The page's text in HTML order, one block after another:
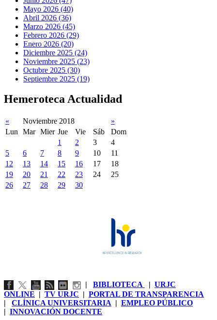
Mayo 2026 (40)
Abril 2026 (36)
Marzo 2026 (45)
Febrero 2026 (29)
Enero 2026 (20)
Diciembre 2025 (24)
Noviembre 2025 (23)
Octubre 2025 (30)
Septiembre 2025 (19)
Hemeroteca Actualidad
« Noviembre 2018
»
Lun
Mar Mier Jue Vie Sáb
Dom
1
2 3
4
5
6 7 8 9 10
11
12
13 14 15 16 17
18
19
20 21 22 23 24
25
26
27 28 29 30
| BIBLIOTECA | URJC
ONLINE | TV URJC | PORTAL DE TRANSPARENCIA
| CLÍNICA UNIVERSITARIA | EMPLEO PÚBLICO
| INNOVACIÓN DOCENTE